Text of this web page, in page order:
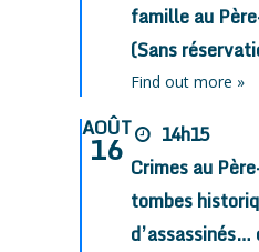
famille au
(Sans
Find out more »
AOÛT
16
14h15
Crimes au
tombes
d’assassinés…